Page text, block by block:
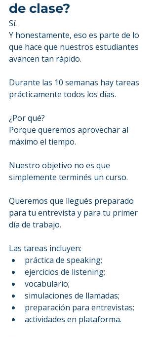
de clase?
Sí.
Y honestamente, eso es parte de lo
que hace que nuestros estudiantes
avancen tan rápido.
Durante las 10 semanas hay tareas
prácticamente todos los días.
¿Por qué?
Porque queremos aprovechar al
máximo el tiempo.
Nuestro objetivo no es que
simplemente terminés un curso.
Queremos que llegués preparado
para tu entrevista y para tu primer
día de trabajo.
Las tareas incluyen:
práctica de speaking;
ejercicios de listening;
vocabulario;
simulaciones de llamadas;
preparación para entrevistas;
actividades en plataforma.